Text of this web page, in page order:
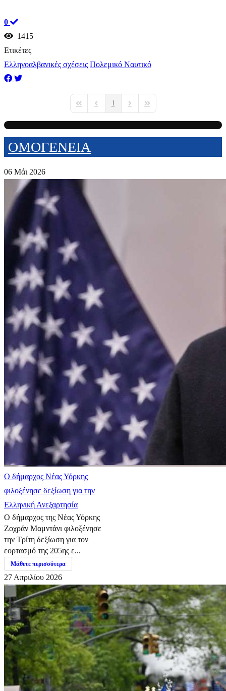
0
1415
Ετικέτες
Ελληνοαλβανικές σχέσεις Πολεμικό Ναυτικό
First PagePrevious Page
1
Next PageLast Page
ΟΜΟΓΕΝΕΙΑ
06 Μάι 2026
Ο δήμαρχος Νέας Υόρκης
φιλοξένησε δεξίωση για την
Ελληνική Ανεξαρτησία
Ο δήμαρχος της Νέας Υόρκης
Ζοχράν Μαμντάνι φιλοξένησε
την Τρίτη δεξίωση για τον
εορτασμό της 205ης ε...
Μάθετε περισσότερα
27 Απριλίου 2026